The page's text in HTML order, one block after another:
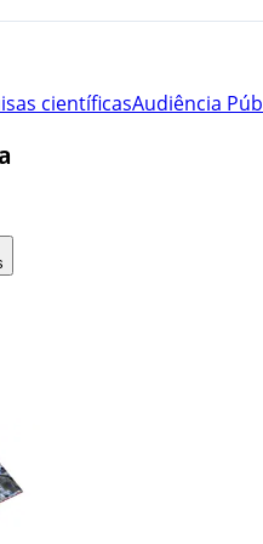
científicasAudiência